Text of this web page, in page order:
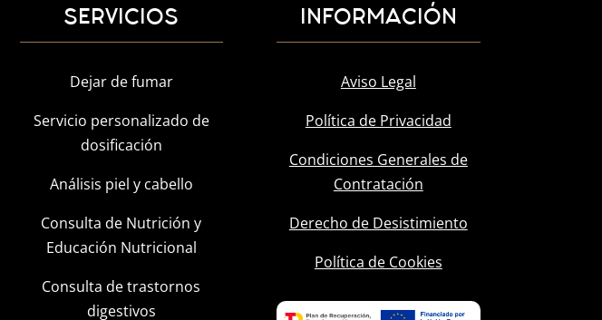
SERVICIOS
Dejar de fumar
Servicio personalizado de
dosificación
Análisis piel y cabello
Consulta de Nutrición y
Educación Nutricional
Consulta de trastornos
digestivos
INFORMACIÓN
Aviso Legal
Política de Privacidad
Condiciones Generales de
Contratación
Derecho de Desistimiento
Política de Cookies